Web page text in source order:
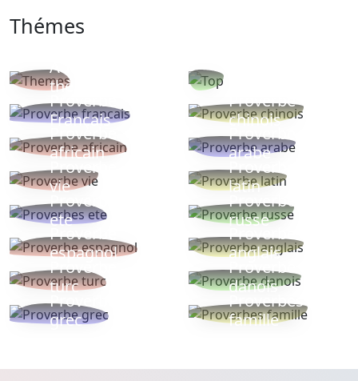
Thémes
Autres
thèmes
Proverbe
Français
Proverbe
chinois
Proverbe
africain
Proverbe
arabe
Proverbe
vie
Proverbe
latin
Proverbes
ete
Proverbe
russe
Proverbe
espagnol
Proverbe
anglais
Proverbe
turc
Proverbe
danois
Proverbe
grec
Proverbes
famille